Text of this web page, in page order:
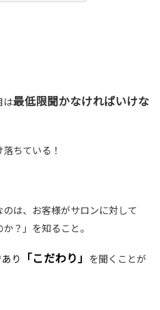
は最低限聞かなければいけな
ちている！
は、お客様がサロンに対して
？」を知ること。
り 「こだわり」
を聞くことが